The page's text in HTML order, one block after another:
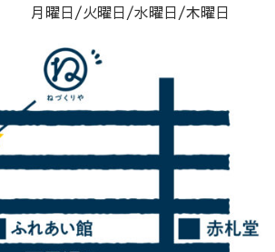
月曜日/火曜日/水曜日/木曜日